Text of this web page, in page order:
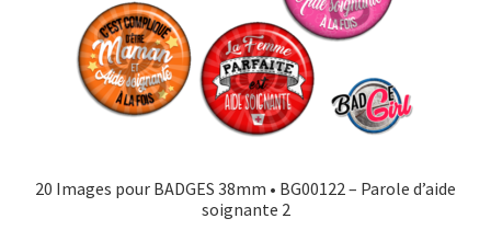
20 Images pour BADGES 38mm • BG00122 – Parole d’aide
soignante 2